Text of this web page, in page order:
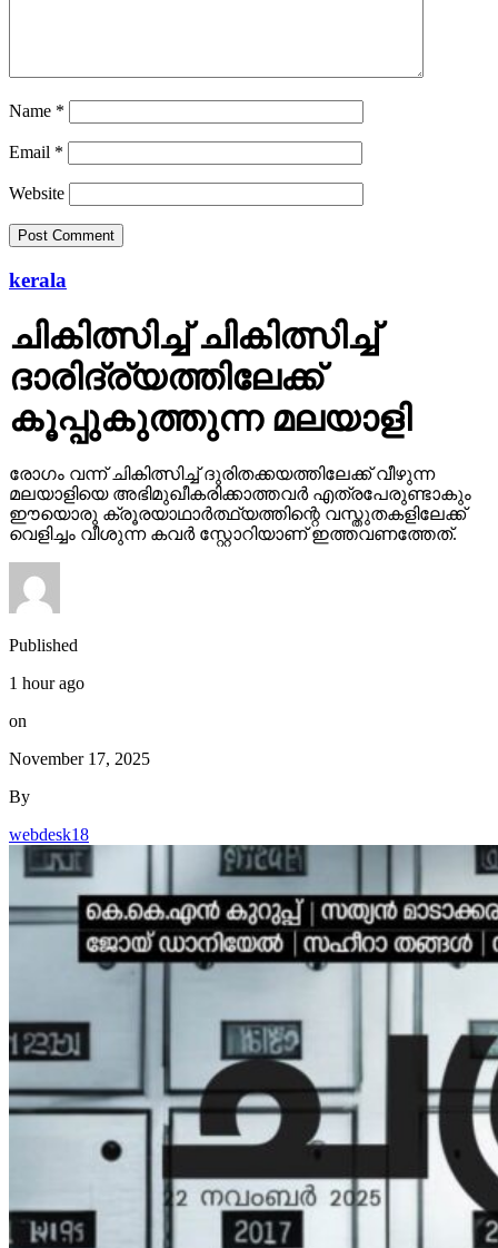
Name *
Email *
Website
kerala
ചികിത്സിച്ച് ചികിത്സിച്ച്
ദാരിദ്ര്യത്തിലേക്ക്
കൂപ്പുകുത്തുന്ന മലയാളി
രോഗം വന്ന് ചികിത്സിച്ച് ദുരിതക്കയത്തിലേക്ക് വീഴുന്ന
മലയാളിയെ അഭിമുഖീകരിക്കാത്തവര്‍ എത്രപേരുണ്ടാകും
ഈയൊരു ക്രൂരയാഥാര്‍ത്ഥ്യത്തിന്റെ വസ്തുതകളിലേക്ക്
വെളിച്ചം വീശുന്ന കവര്‍ സ്റ്റോറിയാണ് ഇത്തവണത്തേത്.
Published
1 hour ago
on
November 17, 2025
By
webdesk18